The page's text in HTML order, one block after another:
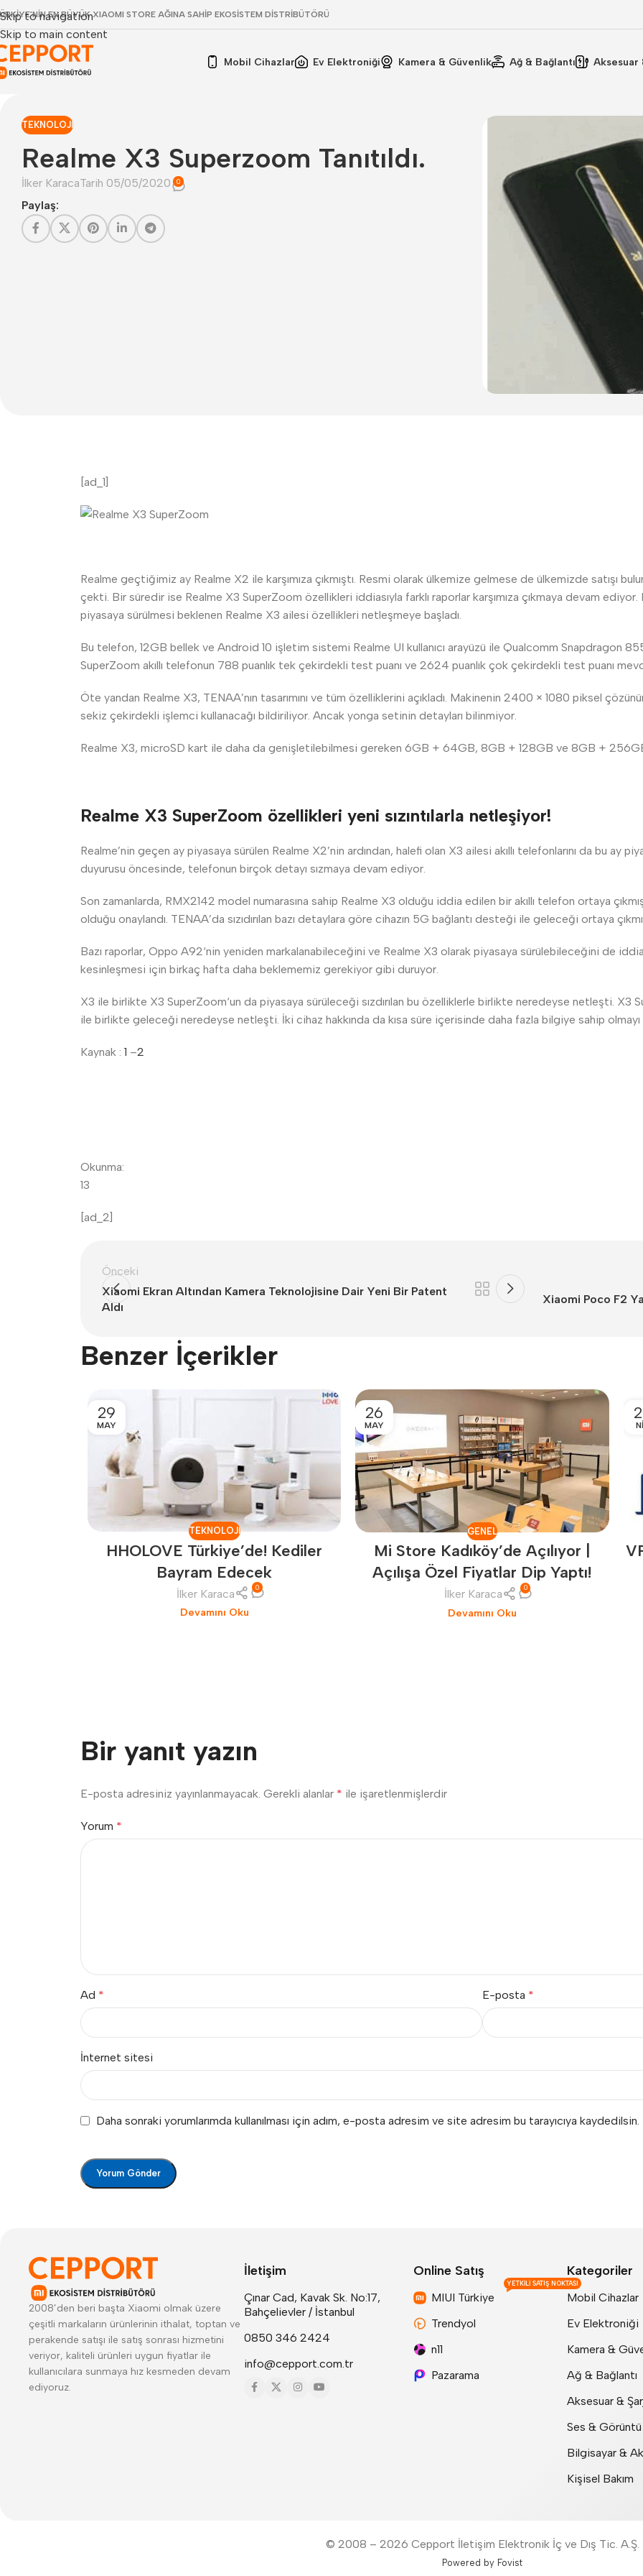
Skip to navigation
Skip to main content
EN BÜYÜK XIAOMI STORE AĞINA SAHİP EKOSİSTEM DİSTRİBÜTÖRÜ
Mobil Cihazlar Ev Elektroniği Kamera & Güvenlik Ağ & Bağlantı Aksesuar
TEKNOLOJI
Realme X3 Superzoom Tanıtıldı.
İlker KaracaTarih 05/05/2020 0
Paylaş:
[ad_1]
Realme geçtiğimiz ay Realme X2 ile karşımıza çıkmıştı. Resmi olarak ülkemize gelmese de ülkemizde satışı
çekti. Bir süredir ise Realme X3 SuperZoom özellikleri iddiasıyla farklı raporlar karşımıza çıkmaya devam ediyor.
piyasaya sürülmesi beklenen Realme X3 ailesi özellikleri netleşmeye başladı.
Bu telefon, 12GB bellek ve Android 10 işletim sistemi Realme UI kullanıcı arayüzü ile Qualcomm Snapdragon
SuperZoom akıllı telefonun 788 puanlık tek çekirdekli test puanı ve 2624 puanlık çok çekirdekli test puanı
Öte yandan Realme X3, TENAA’nın tasarımını ve tüm özelliklerini açıkladı. Makinenin 2400 × 1080 piksel
sekiz çekirdekli işlemci kullanacağı bildiriliyor. Ancak yonga setinin detayları bilinmiyor.
Realme X3, microSD kart ile daha da genişletilebilmesi gereken 6GB + 64GB, 8GB + 128GB ve 8GB +
Realme X3 SuperZoom özellikleri yeni sızıntılarla netleşiyor!
Realme’nin geçen ay piyasaya sürülen Realme X2’nin ardından, halefi olan X3 ailesi akıllı telefonlarını da bu ay
duyurusu öncesinde, telefonun birçok detayı sızmaya devam ediyor.
Son zamanlarda, RMX2142 model numarasına sahip Realme X3 olduğu iddia edilen bir akıllı telefon ortaya
olduğu onaylandı. TENAA’da sızıdırılan bazı detaylara göre cihazın 5G bağlantı desteği ile geleceği ortaya
Bazı raporlar, Oppo A92‘nin yeniden markalanabileceğini ve Realme X3 olarak piyasaya sürülebileceğini de
kesinleşmesi için birkaç hafta daha beklememiz gerekiyor gibi duruyor.
X3 ile birlikte X3 SuperZoom‘un da piyasaya sürüleceği sızdırılan bu özelliklerle birlikte neredeyse netleşti. X3
ile birlikte geleceği neredeyse netleşti. İki cihaz hakkında da kısa süre içerisinde daha fazla bilgiye sahip
Kaynak : 1 –2
Okunma:
13
[ad_2]
Önceki
Xiaomi Ekran Altından Kamera Teknolojisine Dair Yeni Bir Patent
Aldı
Xiaomi Poco F2
Benzer İçerikler
29
MAY
TEKNOLOJI
HHOLOVE Türkiye’de! Kediler
Bayram Edecek
İlker Karaca 0
Devamını Oku
26
MAY
GENEL
Mi Store Kadıköy’de Açılıyor |
Açılışa Özel Fiyatlar Dip Yaptı!
İlker Karaca 0
Devamını Oku
Bir yanıt yazın
E-posta adresiniz yayınlanmayacak. Gerekli alanlar * ile işaretlenmişlerdir
Yorum *
Ad * E-posta *
İnternet sitesi
Daha sonraki yorumlarımda kullanılması için adım, e-posta adresim ve site adresim bu tarayıcıya kaydedilsin.
2008’den beri başta Xiaomi olmak üzere
çeşitli markaların ürünlerinin ithalat, toptan ve
perakende satışı ile satış sonrası hizmetini
veriyor, kaliteli ürünleri uygun fiyatlar ile
kullanıcılara sunmaya hız kesmeden devam
ediyoruz.
İletişim
Çınar Cad, Kavak Sk. No:17,
Bahçelievler / İstanbul
0850 346 2424
info@cepport.com.tr
Online Satış
MIUI Türkiye
YETKILI SATIŞ NOKTASI
Trendyol
n11
Pazarama
Kategoriler
Mobil Cihazlar
Ev Elektroniği
Kamera &
Ağ & Bağlantı
Aksesuar &
Ses & Görüntü
Bilgisayar &
Kişisel Bakım
© 2008 – 2026 Cepport İletişim Elektronik İç ve Dış Tic. A.Ş.
Powered by Fovist